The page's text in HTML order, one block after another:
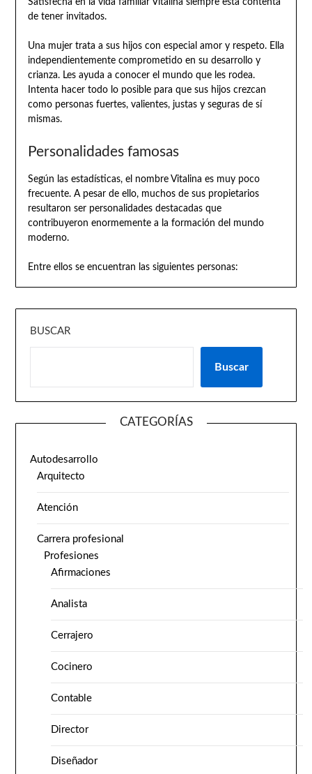
Satisfecha en la vida familiar Vitalina siempre está contenta
de tener invitados.
Una mujer trata a sus hijos con especial amor y respeto. Ella
independientemente comprometido en su desarrollo y
crianza. Les ayuda a conocer el mundo que les rodea.
Intenta hacer todo lo posible para que sus hijos crezcan
como personas fuertes, valientes, justas y seguras de sí
mismas.
Personalidades famosas
Según las estadísticas, el nombre Vitalina es muy poco
frecuente. A pesar de ello, muchos de sus propietarios
resultaron ser personalidades destacadas que
contribuyeron enormemente a la formación del mundo
moderno.
Entre ellos se encuentran las siguientes personas:
BUSCAR
Buscar
CATEGORÍAS
Autodesarrollo
Arquitecto
Atención
Carrera profesional
Profesiones
Afirmaciones
Analista
Cerrajero
Cocinero
Contable
Director
Diseñador